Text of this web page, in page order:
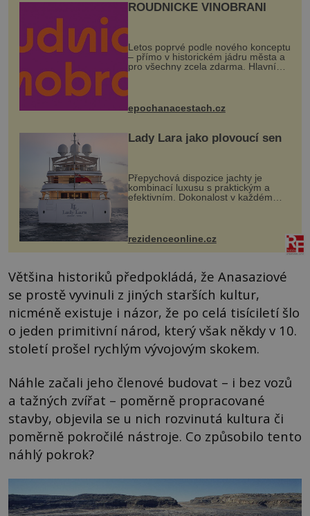
ROUDNICKÉ VINOBRANÍ
Letos poprvé podle nového konceptu
– přímo v historickém jádru města a
pro všechny zcela zdarma. Hlavní
program se odehraje na Karlově a
mohou těšit na víno, burčák, pes...
epochanacestach.cz
Lady Lara jako plovoucí sen
Přepychová dispozice jachty je
kombinací luxusu s praktickým a
efektivním. Dokonalost v každém
detailu představuje značka Fendi
Casa, kterou byly vybaveny její
paluby. Monacký přístav nabízí
každoročn...
rezidenceonline.cz
Většina historiků předpokládá, že Anasaziové
se prostě vyvinuli z jiných starších kultur,
nicméně existuje i názor, že po celá tisíciletí šlo
o jeden primitivní národ, který však někdy v 10.
století prošel rychlým vývojovým skokem.
Náhle začali jeho členové budovat – i bez vozů
a tažných zvířat – poměrně propracované
stavby, objevila se u nich rozvinutá kultura či
poměrně pokročilé nástroje. Co způsobilo tento
náhlý pokrok?